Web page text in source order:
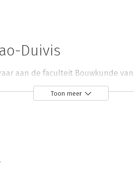
Duivis
aan de faculteit Bouwkunde
Monika Chao-Duivis
Toon meer